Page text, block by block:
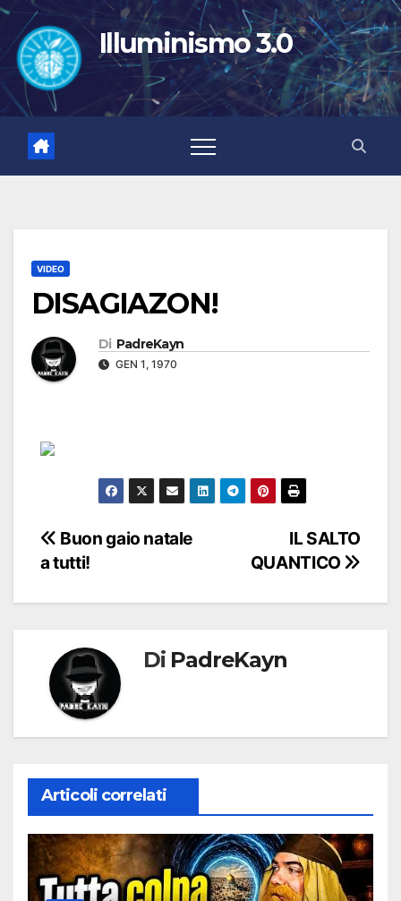
Salta
contenuto
Illuminismo 3.0
VIDEO
DISAGIAZON!
Di PadreKayn
GEN 1, 1970
Navigazione
articoli
IL SALTO
QUANTICO
Buon gaio natale
a tutti!
Di PadreKayn
Articoli correlati